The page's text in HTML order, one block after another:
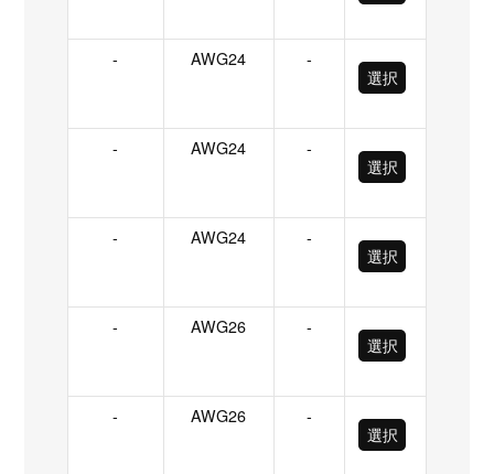
- AWG24
-
選択
- AWG24
-
選択
- AWG24
-
選択
- AWG26
-
選択
- AWG26
-
選択